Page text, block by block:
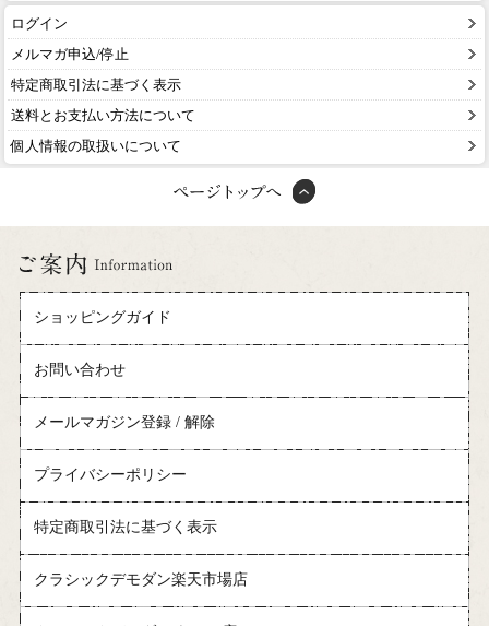
ログイン
メルマガ申込/停止
特定商取引法に基づく表示
送料とお支払い方法について
個人情報の取扱いについて
ショッピングガイド
お問い合わせ
メールマガジン登録 / 解除
プライバシーポリシー
特定商取引法に基づく表示
クラシックデモダン楽天市場店